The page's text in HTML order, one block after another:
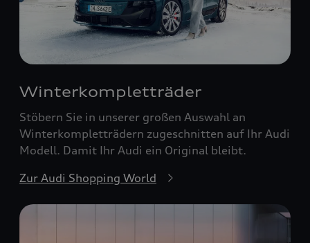
Winterkompletträder
Stöbern Sie in unserer großen Auswahl an
Winterkompletträdern zugeschnitten auf Ihr Audi
Modell. Damit Ihr Audi ein Original bleibt.
Zur Audi Shopping World